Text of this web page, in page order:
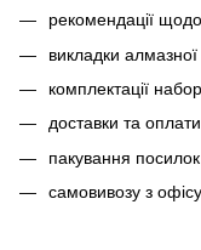
рекомендації
викладки алмазної
комплектації
доставки та оплати
пакування посилок
самовивозу з офісу